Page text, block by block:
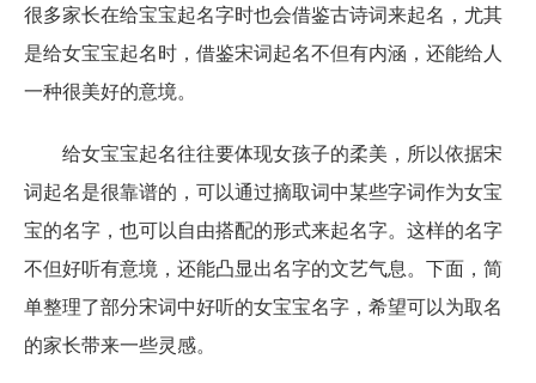
风水
名字
很多家长在给宝宝起名字时也会借鉴古诗词来起名，尤其
是给女宝宝起名时，借鉴宋词起名不但有内涵，还能给人
一种很美好的意境。
给女宝宝起名往往要体现女孩子的柔美，所以依据宋
词起名是很靠谱的，可以通过摘取词中某些字词作为女宝
宝的名字，也可以自由搭配的形式来起名字。这样的名字
不但好听有意境，还能凸显出名字的文艺气息。下面，简
单整理了部分宋词中好听的女宝宝名字，希望可以为取名
的家长带来一些灵感。